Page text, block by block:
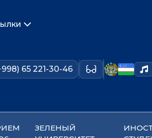
65 221-30-46
ЗЕЛЕНЫЙ